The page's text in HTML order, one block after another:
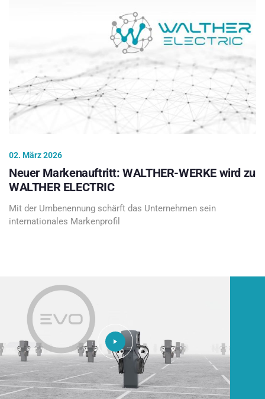
02. März 2026
Neuer Markenauftritt: WALTHER-WERKE wird zu
WALTHER ELECTRIC
Mit der Umbenennung schärft das Unternehmen sein
internationales Markenprofil